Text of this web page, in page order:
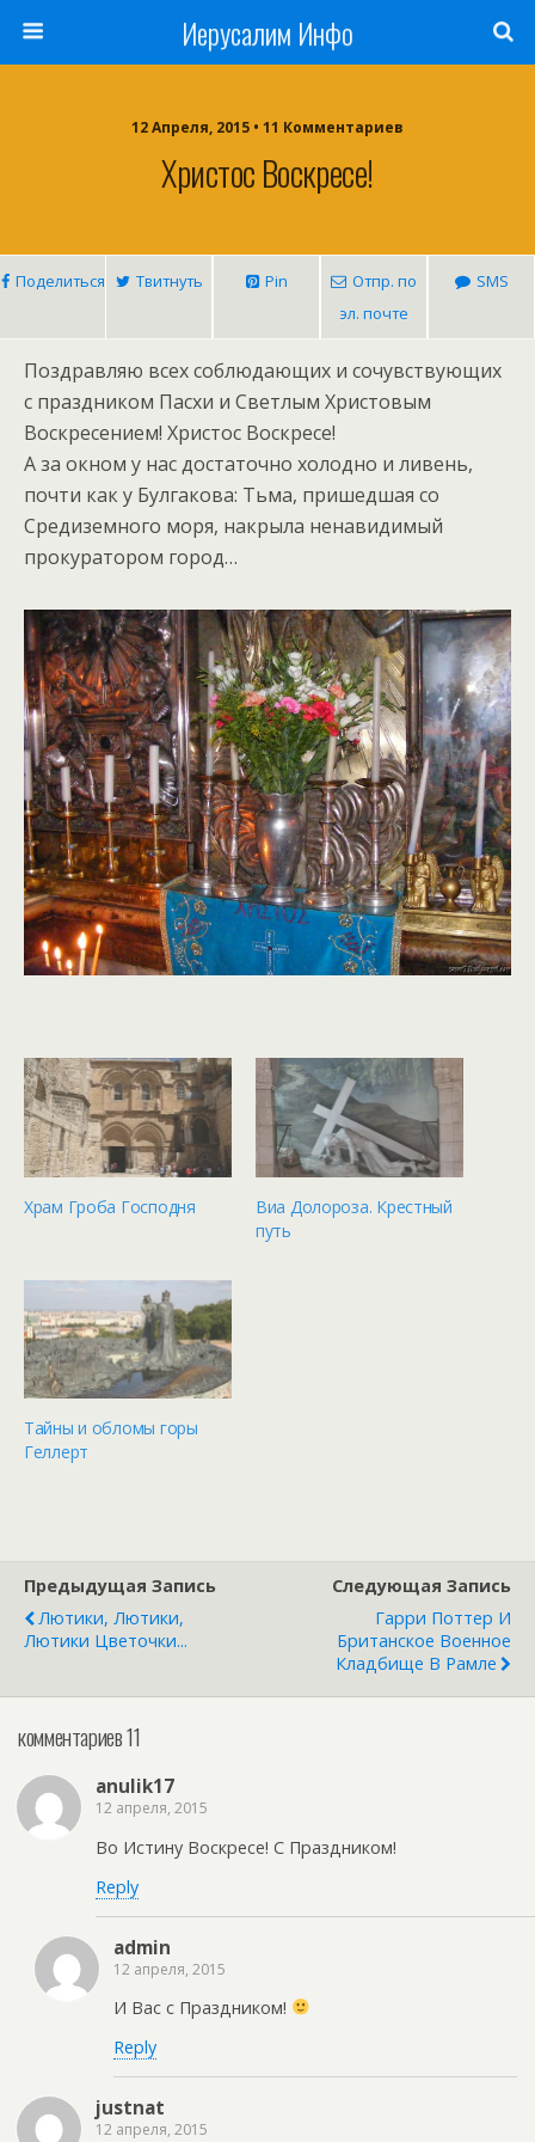
Иерусалим Инфо
12 Апреля, 2015 • 11 Комментариев
Христос Воскресе!
Поделиться Твитнуть Pin
Отпр. по
эл. почте
SMS
Поздравляю всех соблюдающих и сочувствующих
с праздником Пасхи и Светлым Христовым
Воскресением! Христос Воскресе!
А за окном у нас достаточно холодно и ливень,
почти как у Булгакова: Тьма, пришедшая со
Средиземного моря, накрыла ненавидимый
прокуратором город…
Храм Гроба Господня
Виа Долороза. Крестный
путь
Тайны и обломы горы
Геллерт
Предыдущая Запись
Лютики, Лютики,
Лютики Цветочки...
Следующая Запись
Гарри Поттер И
Британское Военное
Кладбище В Рамле
комментариев 11
anulik17
12 апреля, 2015
Во Истину Воскресе! С Праздником!
Reply
admin
12 апреля, 2015
И Вас с Праздником!
Reply
justnat
12 апреля, 2015